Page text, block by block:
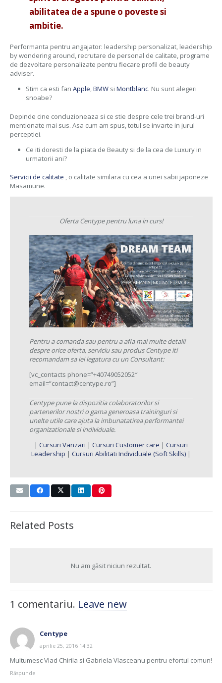
abilitatea de a spune o poveste si
ambitie.
Performanta pentru angajator: leadership personalizat, leadership
by wondering around, recrutare de personal de calitate, programe
de dezvoltare personalizate pentru fiecare profil de beauty
adviser.
Stim ca esti fan Apple,BMW si Montblanc. Nu sunt alegeri
snoabe?
Depinde cine concluzioneaza si ce stie despre cele trei brand-uri
mentionate mai sus. Asa cum am spus, totul se invarte in jurul
perceptiei.
Ce iti doresti de la piata de Beauty si de la cea de Luxury in
urmatorii ani?
Servicii de calitate , o calitate similara cu cea a unei sabii japoneze
Masamune.
Oferta Centype pentru luna in curs!
Pentru a comanda sau pentru a afla mai multe detalii
despre orice oferta, serviciu sau produs Centype iti
recomandam sa iei legatura cu un Consultant:
[vc_contacts phone=”+40749052052″
email=”contact@centype.ro”]
Centype pune la dispozitia colaboratorilor si
partenerilor nostri o gama generoasa traininguri si
unelte utile care ajuta la imbunatatirea performantei
organizationale si individuale.
| Cursuri Vanzari | Cursuri Customer care | Cursuri
Leadership | Cursuri Abilitati Individuale (Soft Skills) |
Related Posts
Nu am găsit niciun rezultat.
1 comentariu. Leave new
Centype
aprilie 25, 2016 14:32
Multumesc Vlad Chirila si Gabriela Vlasceanu pentru efortul comun!
Răspunde